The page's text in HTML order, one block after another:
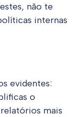
não te
internas
evidentes:
o
mais